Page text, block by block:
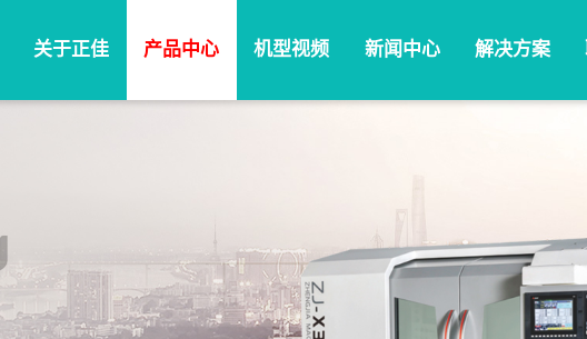
关于正佳 产品中心 机型视频 新闻中心 解决方案